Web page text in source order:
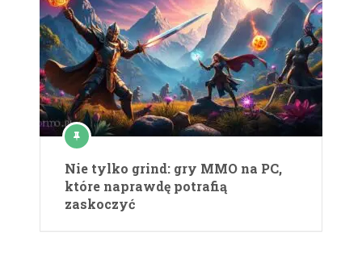
Nie tylko grind: gry MMO na PC,
które naprawdę potrafią
zaskoczyć